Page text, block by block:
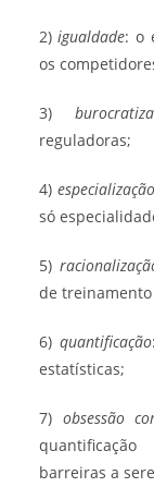
2)igualdade: o
os
3)
reguladoras;
4)especialização
só
5)
de
6)quantificação
estatísticas;
7) obsessão
barreiras a